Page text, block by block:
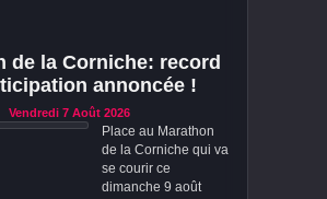
de la Corniche: record
annoncée !
Vendredi 7 Août 2026
Place au Marathon
de la Corniche qui va
se courir ce
dimanche 9 août